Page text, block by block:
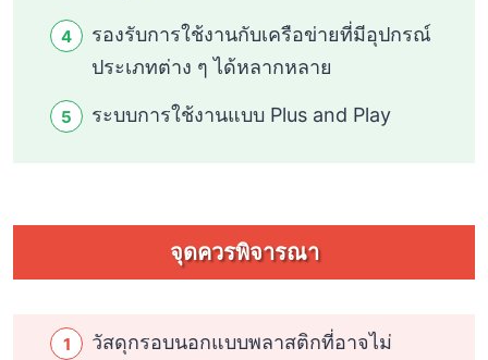
รองรับการใช้งานกับเครือข่ายที่มีอุปกรณ์
ประเภทต่าง ๆ ได้หลากหลาย
ระบบการใช้งานแบบ Plus and Play
จุดควรพิจารณา
วัสดุกรอบนอกแบบพลาสติกที่อาจไม่